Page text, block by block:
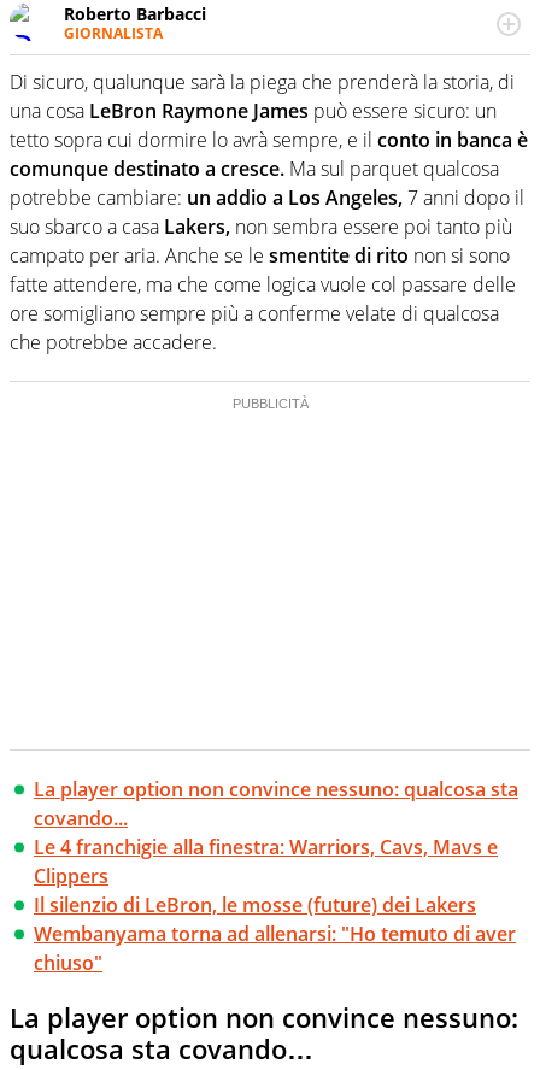
Roberto Barbacci
GIORNALISTA
Giornalista (pubblicista) sportivo a tutto campo, è il
tuttologo di Virgilio Sport. Provate a chiedergli di boxe, di
scherma, di volley o di curling: ve ne farà innamorare
Di sicuro, qualunque sarà la piega che prenderà la storia, di
una cosa LeBron Raymone James può essere sicuro: un
tetto sopra cui dormire lo avrà sempre, e il conto in banca è
comunque destinato a cresce. Ma sul parquet qualcosa
potrebbe cambiare: un addio a Los Angeles,7 anni dopo il
suo sbarco a casa Lakers, non sembra essere poi tanto più
campato per aria. Anche se le smentite di rito non si sono
fatte attendere, ma che come logica vuole col passare delle
ore somigliano sempre più a conferme velate di qualcosa
che potrebbe accadere.
La player option non convince nessuno: qualcosa sta
covando...
Le 4 franchigie alla finestra: Warriors, Cavs, Mavs e
Clippers
Il silenzio di LeBron, le mosse (future) dei Lakers
Wembanyama torna ad allenarsi: "Ho temuto di aver
chiuso"
La player option non convince nessuno:
qualcosa sta covando…